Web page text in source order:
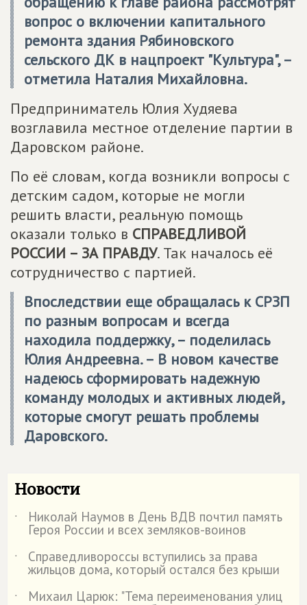
вопрос о включении капитального
ремонта здания Рябиновского
сельского ДК в нацпроект "Культура", –
отметила Наталия Михайловна.
Предприниматель Юлия Худяева
возглавила местное отделение партии в
Даровском районе.
По её словам, когда возникли вопросы с
детским садом, которые не могли
решить власти, реальную помощь
оказали только в СПРАВЕДЛИВОЙ
РОССИИ – ЗА ПРАВДУ. Так началось её
сотрудничество с партией.
Впоследствии еще обращалась к СРЗП
по разным вопросам и всегда
находила поддержку, – поделилась
Юлия Андреевна. – В новом качестве
надеюсь сформировать надежную
команду молодых и активных людей,
которые смогут решать проблемы
Даровского.
Новости
˙ Николай Наумов в День ВДВ почтил память
Героя России и всех земляков-воинов
˙
Справедливороссы вступились за права
жильцов дома, который остался без крыши
˙
Михаил Царюк: "Тема переименования улиц